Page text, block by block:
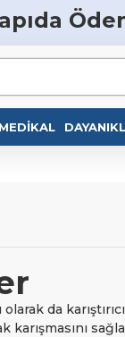
MEDIKAL
olarak da
karışmasını